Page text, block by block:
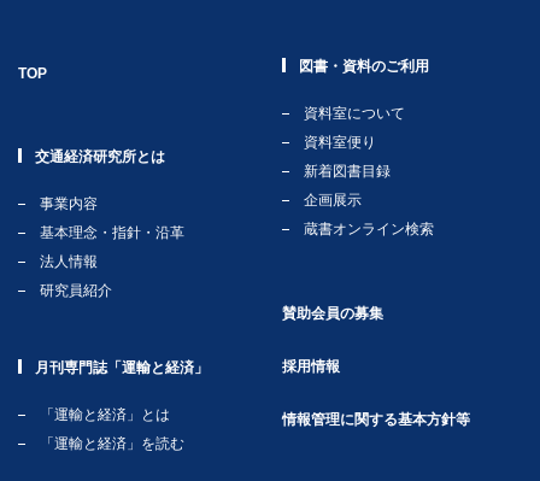
TOP
交通経済研究所とは
事業内容
基本理念・指針・沿革
法人情報
研究員紹介
月刊専門誌「運輸と経済」
「運輸と経済」とは
「運輸と経済」を読む
図書・資料のご利用
資料室について
資料室便り
新着図書目録
企画展示
蔵書オンライン検索
賛助会員の募集
採用情報
情報管理に関する基本方針等